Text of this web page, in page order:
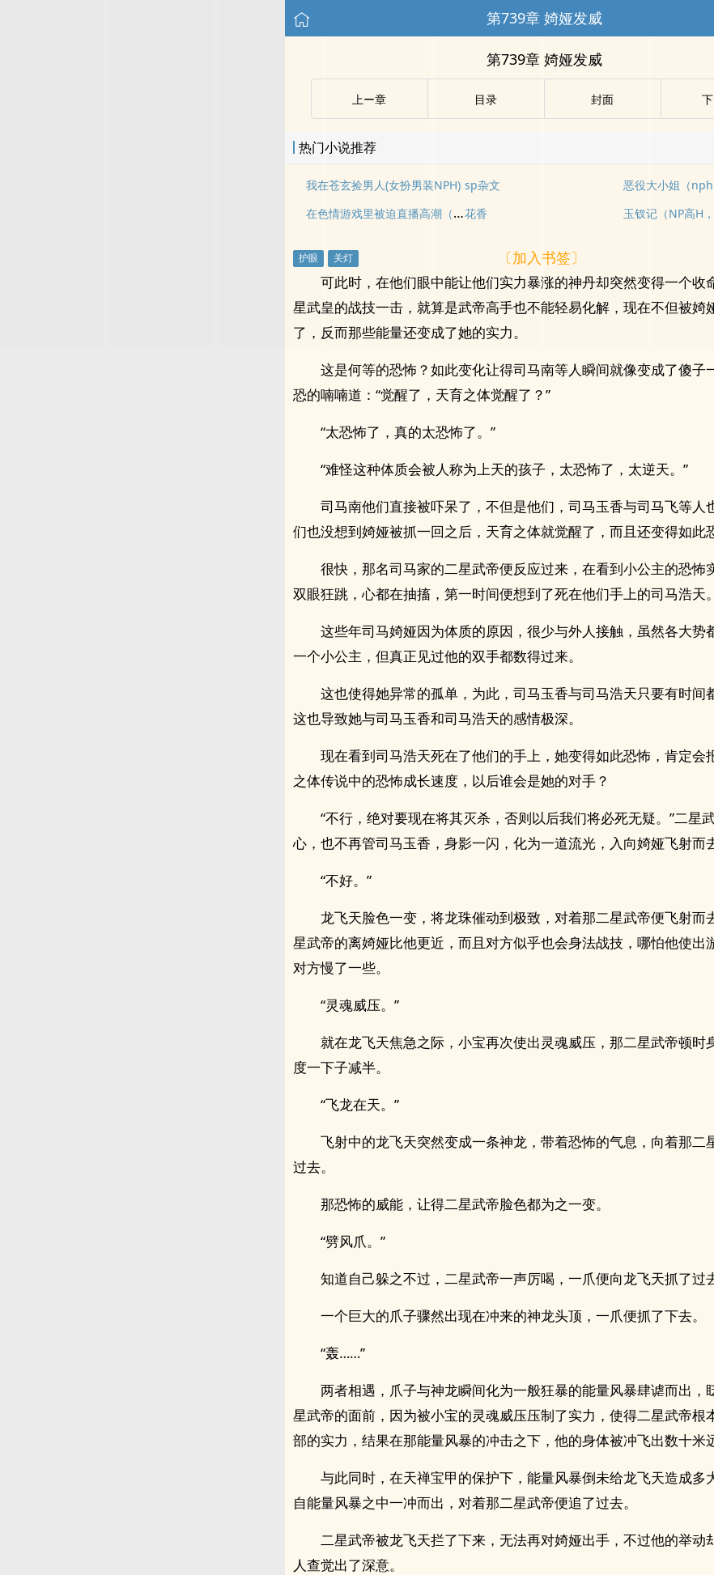
第739章 婍娅发威
第739章 婍娅发威
上ー章 目录 封面
热门小说推荐
我在苍玄捡男人(女扮男装NPH) sp杂文 恶役大小姐（nph
在色情游戏里被迫直播高潮（西幻 人外 nph）花香 玉钗记（NP高H，
〔加入书签〕
可此时，在他们眼中能让他们实力暴涨的神丹却突然变得一个收
星武皇的战技一击，就算是武帝高手也不能轻易化解，现在不但被婍
了，反而那些能量还变成了她的实力。
这是何等的恐怖？如此变化让得司马南等人瞬间就像变成了傻子
恐的喃喃道：“觉醒了，天育之体觉醒了？”
“太恐怖了，真的太恐怖了。”
“难怪这种体质会被人称为上天的孩子，太恐怖了，太逆天。”
司马南他们直接被吓呆了，不但是他们，司马玉香与司马飞等人
们也没想到婍娅被抓一回之后，天育之体就觉醒了，而且还变得如此
很快，那名司马家的二星武帝便反应过来，在看到小公主的恐怖
双眼狂跳，心都在抽搐，第一时间便想到了死在他们手上的司马浩天。
这些年司马婍娅因为体质的原因，很少与外人接触，虽然各大势
一个小公主，但真正见过他的双手都数得过来。
这也使得她异常的孤单，为此，司马玉香与司马浩天只要有时间
这也导致她与司马玉香和司马浩天的感情极深。
现在看到司马浩天死在了他们的手上，她变得如此恐怖，肯定会
之体传说中的恐怖成长速度，以后谁会是她的对手？
“不行，绝对要现在将其灭杀，否则以后我们将必死无疑。”二星
心，也不再管司马玉香，身影一闪，化为一道流光，入向婍娅飞射而
“不好。”
龙飞天脸色一变，将龙珠催动到极致，对着那二星武帝便飞射而
星武帝的离婍娅比他更近，而且对方似乎也会身法战技，哪怕他使出
对方慢了一些。
“灵魂威压。”
就在龙飞天焦急之际，小宝再次使出灵魂威压，那二星武帝顿时
度一下子减半。
“飞龙在天。”
飞射中的龙飞天突然变成一条神龙，带着恐怖的气息，向着那二
过去。
那恐怖的威能，让得二星武帝脸色都为之一变。
“劈风爪。”
知道自己躲之不过，二星武帝一声厉喝，一爪便向龙飞天抓了过
一个巨大的爪子骤然出现在冲来的神龙头顶，一爪便抓了下去。
“轰……”
两者相遇，爪子与神龙瞬间化为一般狂暴的能量风暴肆谑而出，
星武帝的面前，因为被小宝的灵魂威压压制了实力，使得二星武帝根
部的实力，结果在那能量风暴的冲击之下，他的身体被冲飞出数十米
与此同时，在天禅宝甲的保护下，能量风暴倒未给龙飞天造成多
自能量风暴之中一冲而出，对着那二星武帝便追了过去。
二星武帝被龙飞天拦了下来，无法再对婍娅出手，不过他的举动
人查觉出了深意。